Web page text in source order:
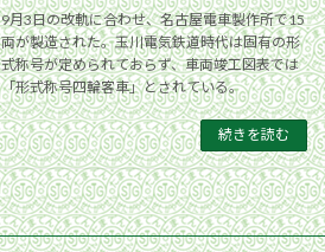
9月3日の改軌に合わせ、名古屋電車製作所で15
両が製造された。玉川電気鉄道時代は固有の形
式称号が定められておらず、車両竣工図表では
「形式称号四輪客車」とされている。
続きを読む